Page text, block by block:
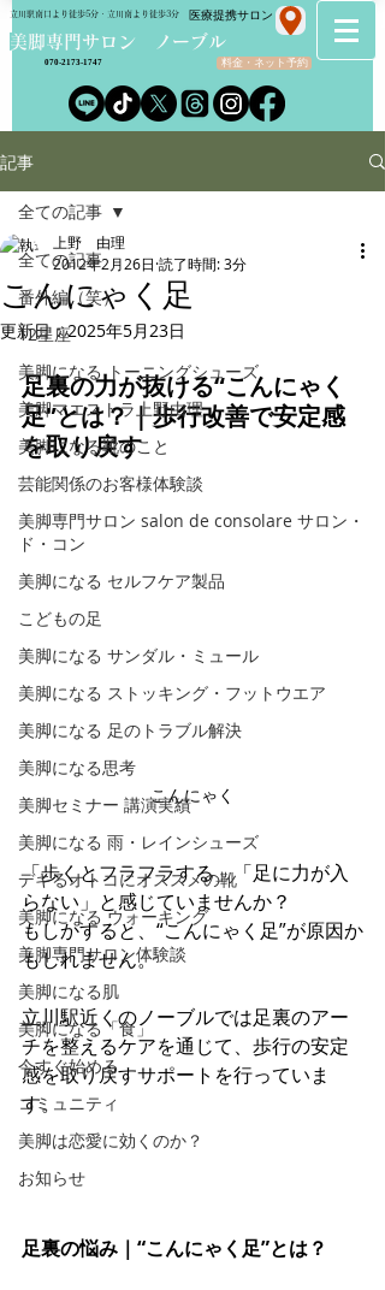
​美脚専門サロン ノーブル
立川駅南口より徒歩5分・立川南より徒歩3分
料金・ネット予約
070-2173-1747
​医療提携サロン
記事
全ての記事
番外編（笑）
12星座
美脚になる トーニングシューズ
美脚マエストラ上野由理
美脚になる靴のこと
芸能関係のお客様体験談
美脚専門サロン salon de consolare サロン・
ド・コン
美脚になる セルフケア製品
こどもの足
美脚になる サンダル・ミュール
美脚になる ストッキング・フットウエア
美脚になる 足のトラブル解決
美脚になる思考
美脚セミナー 講演実績
美脚になる 雨・レインシューズ
デキるオトコにオススメの靴
美脚になる ウォーキング
美脚専門サロン体験談
美脚になる肌
美脚になる「食」
今すぐ始める
コミュニティ
美脚は恋愛に効くのか？
お知らせ
全ての記事
こんにゃく足
上野 由理
2012年2月26日 読了時間: 3分
更新日：2025年5月23日
足裏の力が抜ける“こんにゃく
足”とは？｜歩行改善で安定感
を取り戻す
こんにゃく
「歩くとフラフラする」「足に力が入
らない」と感じていませんか？
もしかすると、“こんにゃく足”が原因か
もしれません。
立川駅近くのノーブルでは足裏のアー
チを整えるケアを通じて、歩行の安定
感を取り戻すサポートを行っていま
す。
足裏の悩み｜“こんにゃく足”とは？